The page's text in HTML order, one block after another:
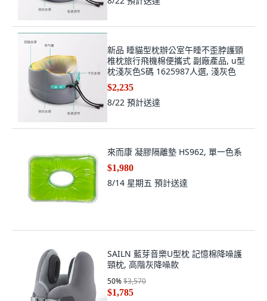
新品 睡貓型枕辦公室午睡不歪脖護頸
椎枕旅行飛機棉便攜式 副廠產品, u型
枕淺灰色S碼 1625987人選, 淺灰色
$2,235
8/22 預計送達
來而康 凝膠隔離墊 HS962, 單一色系
$1,980
8/14 星期五 預計送達
SAILN 藍芽音樂U型枕 記憶棉降噪護
頸枕, 高階灰降噪款
50%$3,570
$1,785